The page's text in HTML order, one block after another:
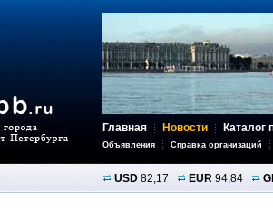
Главная Новости Каталог
Объявления Справка организаций
USD 82,17 EUR 94,84